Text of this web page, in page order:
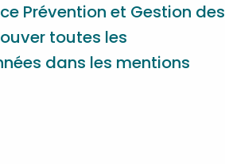
Prévention et Gestion des
toutes les
dans les mentions